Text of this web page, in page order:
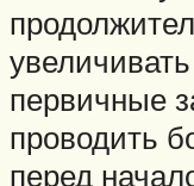
первичные
проводить
перед